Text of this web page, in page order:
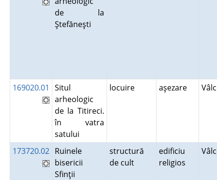
de la
Ştefăneşti
169020.01
Situl
arheologic
de la Titireci.
în vatra
satului
locuire aşezare
173720.02 Ruinele
bisericii
Sfinţii
structură
de cult
edificiu
religios